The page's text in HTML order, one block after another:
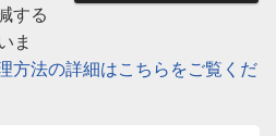
する
ま
方法の詳細はこちらをご覧くだ